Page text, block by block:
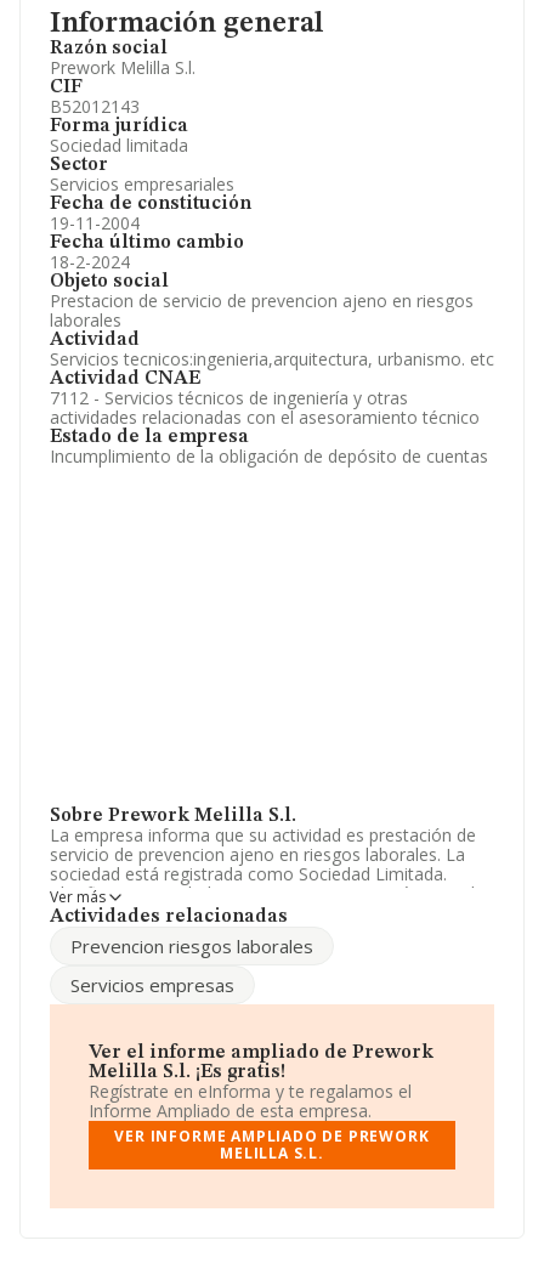
Información general
Razón social
Prework Melilla S.l.
CIF
B52012143
Forma jurídica
Sociedad limitada
Sector
Servicios empresariales
Fecha de constitución
19-11-2004
Fecha último cambio
18-2-2024
Objeto social
Prestacion de servicio de prevencion ajeno en riesgos
laborales
Actividad
Servicios tecnicos:ingenieria,arquitectura, urbanismo. etc
Actividad CNAE
7112 - Servicios técnicos de ingeniería y otras
actividades relacionadas con el asesoramiento técnico
Estado de la empresa
Incumplimiento de la obligación de depósito de cuentas
Sobre Prework Melilla S.l.
La empresa informa que su actividad es prestación de
servicio de prevencion ajeno en riesgos laborales. La
sociedad está registrada como Sociedad Limitada.
Clasifica su actividad CNAE como 'Servicios técnicos de
ingeniería y otras actividades relacionadas con el
tiene actividad en mercados exteriores.
La compañíaPrework Melilla S.L
encuentra en Calle Poeta Salvador Rueda núm. 9,
De Melilla.
Con los datos a disposición de INFORMA sobre 41.818
empresas pertenecientes al sector, en el ámbito
nacional la facturación alcanza la cifra de 29.667
millones de euros y se calcula un promedio de
facturación de 709 mil euros entre todas las compañías,
del promedio. Respecto a la información de la provincia
Ver más
Actividades relacionadas
Prevencion riesgos laborales
Servicios empresas
Ver el informe ampliado de Prework
Melilla S.l. ¡Es gratis!
Regístrate en eInforma y te regalamos el
Informe Ampliado de esta empresa.
VER INFORME AMPLIADO DE PREWORK
MELILLA S.L.
Información oficial y registral complementaria.